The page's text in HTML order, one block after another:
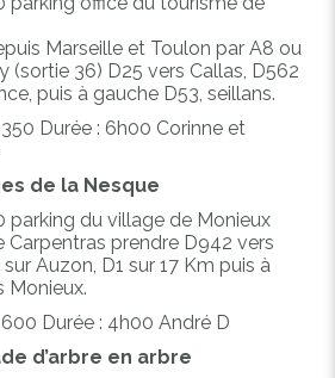
Marseille et Toulon par A8 ou
(sortie 36) D25 vers Callas, D562
puis à gauche D53, seillans.
Durée : 6h00 Corinne et
de la Nesque
parking du village de Monieux
Carpentras prendre D942 vers
Auzon, D1 sur 17 Km puis à
Monieux.
Durée : 4h00 André D
d’arbre en arbre